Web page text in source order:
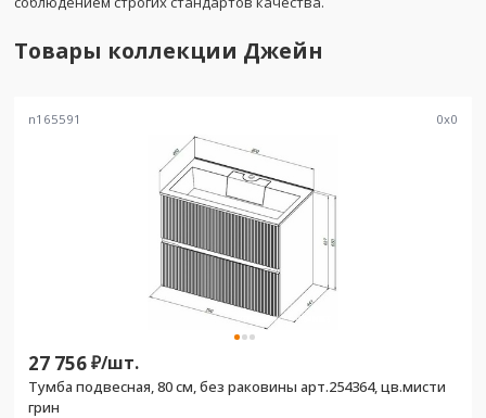
Товары коллекции Джейн
n165591 0x0
27 756₽/шт.
Тумба подвесная, 80 см, без раковины арт.254364, цв.мисти
грин